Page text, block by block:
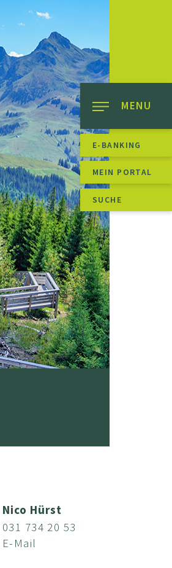
MENU
E-BANKING
MEIN PORTAL
SUCHE
Nico Hürst
031 734 20 53
E-Mail